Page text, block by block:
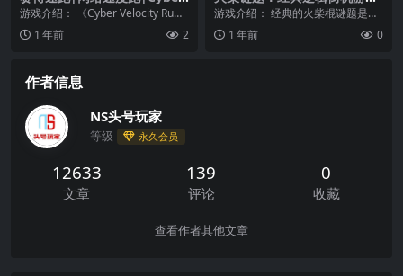
Velocity Run中文
游戏介绍： 《Cyber Velocity Ru
n》是一个充满霓虹、极具风格、
危...1 年前 2
戏|Matches Puzzle: Classic
Logic Arcade
游戏介绍： 经典的火柴棍谜题是真
正的逻辑和大脑训练！ 大家都知
道，火柴不是给孩子...
1 年前 0
作者信息
NS头号玩家
等级 永久会员
12633
文章
139
评论
0
收藏
查看作者其他文章